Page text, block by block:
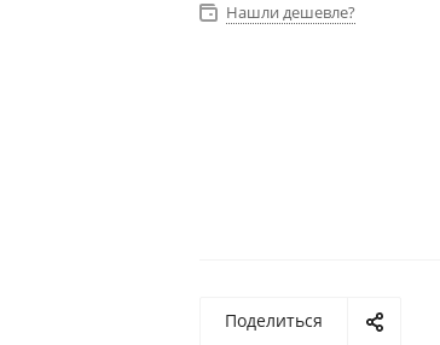
Нашли дешевле?
Поделиться